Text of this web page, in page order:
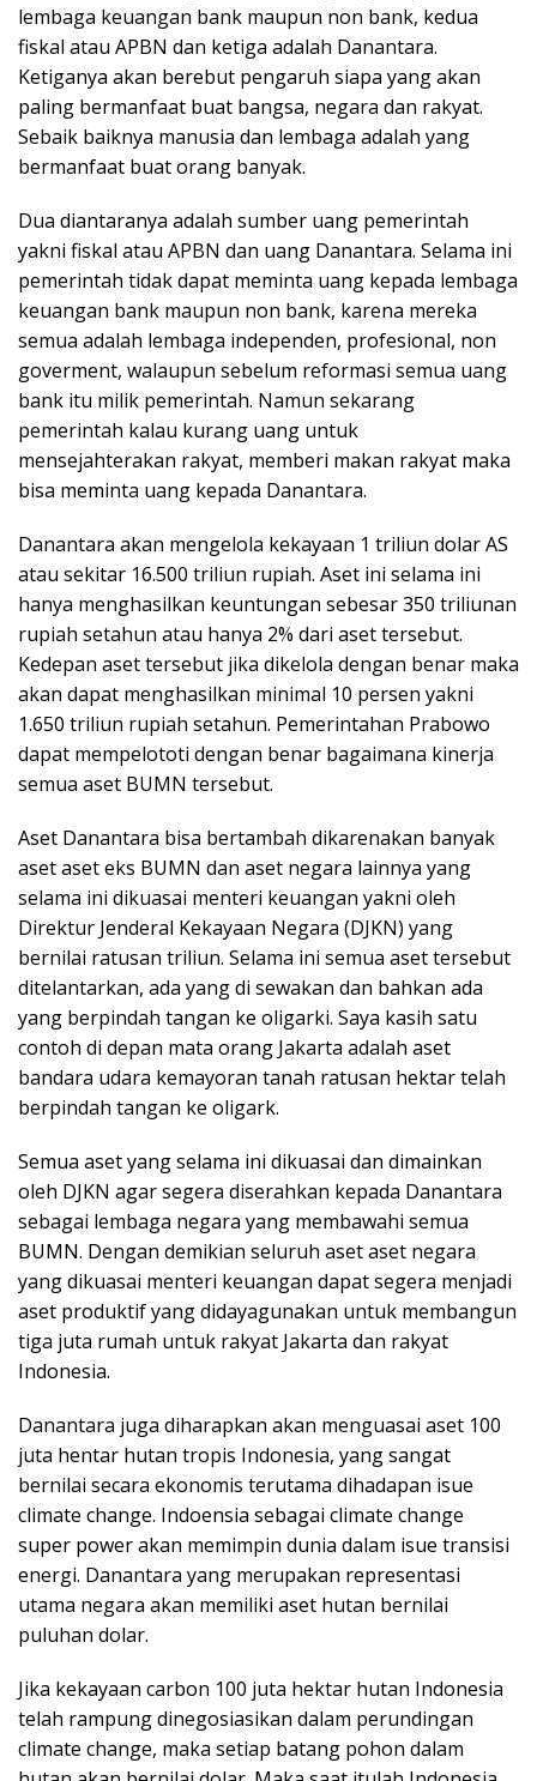
lembaga keuangan bank maupun non bank, kedua
fiskal atau APBN dan ketiga adalah Danantara.
Ketiganya akan berebut pengaruh siapa yang akan
paling bermanfaat buat bangsa, negara dan rakyat.
Sebaik baiknya manusia dan lembaga adalah yang
bermanfaat buat orang banyak.
Dua diantaranya adalah sumber uang pemerintah
yakni fiskal atau APBN dan uang Danantara. Selama ini
pemerintah tidak dapat meminta uang kepada lembaga
keuangan bank maupun non bank, karena mereka
semua adalah lembaga independen, profesional, non
goverment, walaupun sebelum reformasi semua uang
bank itu milik pemerintah. Namun sekarang
pemerintah kalau kurang uang untuk
mensejahterakan rakyat, memberi makan rakyat maka
bisa meminta uang kepada Danantara.
Danantara akan mengelola kekayaan 1 triliun dolar AS
atau sekitar 16.500 triliun rupiah. Aset ini selama ini
hanya menghasilkan keuntungan sebesar 350 triliunan
rupiah setahun atau hanya 2% dari aset tersebut.
Kedepan aset tersebut jika dikelola dengan benar maka
akan dapat menghasilkan minimal 10 persen yakni
1.650 triliun rupiah setahun. Pemerintahan Prabowo
dapat mempelototi dengan benar bagaimana kinerja
semua aset BUMN tersebut.
Aset Danantara bisa bertambah dikarenakan banyak
aset aset eks BUMN dan aset negara lainnya yang
selama ini dikuasai menteri keuangan yakni oleh
Direktur Jenderal Kekayaan Negara (DJKN) yang
bernilai ratusan triliun. Selama ini semua aset tersebut
ditelantarkan, ada yang di sewakan dan bahkan ada
yang berpindah tangan ke oligarki. Saya kasih satu
contoh di depan mata orang Jakarta adalah aset
bandara udara kemayoran tanah ratusan hektar telah
berpindah tangan ke oligark.
Semua aset yang selama ini dikuasai dan dimainkan
oleh DJKN agar segera diserahkan kepada Danantara
sebagai lembaga negara yang membawahi semua
BUMN. Dengan demikian seluruh aset aset negara
yang dikuasai menteri keuangan dapat segera menjadi
aset produktif yang didayagunakan untuk membangun
tiga juta rumah untuk rakyat Jakarta dan rakyat
Indonesia.
Danantara juga diharapkan akan menguasai aset 100
juta hentar hutan tropis Indonesia, yang sangat
bernilai secara ekonomis terutama dihadapan isue
climate change. Indoensia sebagai climate change
super power akan memimpin dunia dalam isue transisi
energi. Danantara yang merupakan representasi
utama negara akan memiliki aset hutan bernilai
puluhan dolar.
Jika kekayaan carbon 100 juta hektar hutan Indonesia
telah rampung dinegosiasikan dalam perundingan
climate change, maka setiap batang pohon dalam